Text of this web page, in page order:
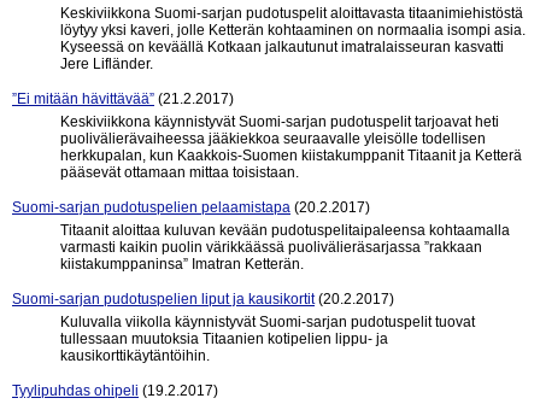
Keskiviikkona Suomi-sarjan pudotuspelit aloittavasta titaanimiehistöstä
löytyy yksi kaveri, jolle Ketterän kohtaaminen on normaalia isompi asia.
Kyseessä on keväällä Kotkaan jalkautunut imatralaisseuran kasvatti
Jere Lifländer.
”Ei mitään hävittävää” (21.2.2017)
Keskiviikkona käynnistyvät Suomi-sarjan pudotuspelit tarjoavat heti
puolivälierävaiheessa jääkiekkoa seuraavalle yleisölle todellisen
herkkupalan, kun Kaakkois-Suomen kiistakumppanit Titaanit ja Ketterä
pääsevät ottamaan mittaa toisistaan.
Suomi-sarjan pudotuspelien pelaamistapa (20.2.2017)
Titaanit aloittaa kuluvan kevään pudotuspelitaipaleensa kohtaamalla
varmasti kaikin puolin värikkäässä puolivälieräsarjassa ”rakkaan
kiistakumppaninsa” Imatran Ketterän.
Suomi-sarjan pudotuspelien liput ja kausikortit (20.2.2017)
Kuluvalla viikolla käynnistyvät Suomi-sarjan pudotuspelit tuovat
tullessaan muutoksia Titaanien kotipelien lippu- ja
kausikorttikäytäntöihin.
Tyylipuhdas ohipeli (19.2.2017)